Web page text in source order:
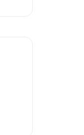
fenêtre)